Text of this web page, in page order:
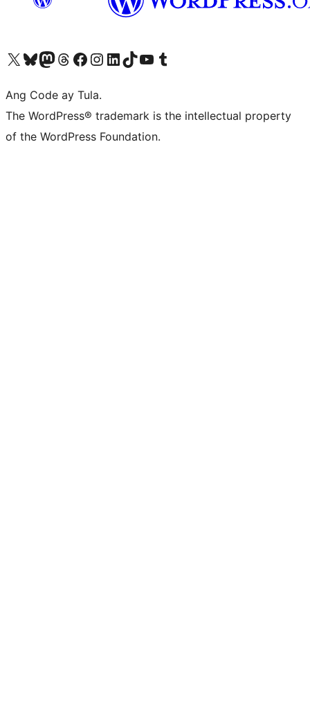
Visit our X (formerly Twitter) account
Bisitahin ang aming Bluesky account
Visit our Mastodon account
Bisitahin ang aming Threads account
Visit our Facebook page
Visit our Instagram account
Visit our LinkedIn account
Bisitahin ang aming TikTok account
Visit our YouTube channel
Bisitahin ang aming Tumblr account
Ang Code ay Tula.
The WordPress® trademark is the intellectual property
of the WordPress Foundation.